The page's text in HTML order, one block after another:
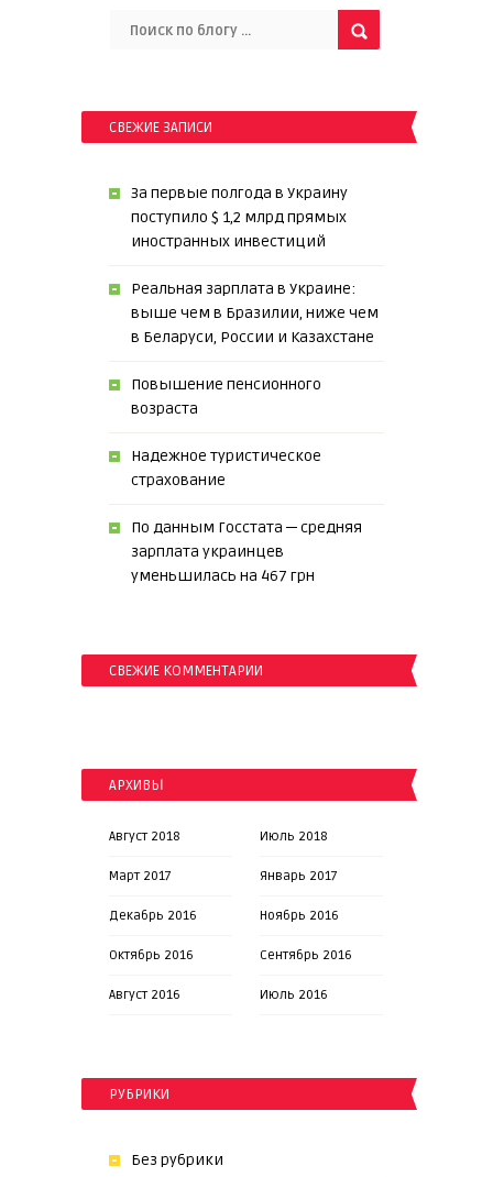
СВЕЖИЕ ЗАПИСИ
За первые полгода в Украину
поступило $ 1,2 млрд прямых
иностранных инвестиций
Реальная зарплата в Украине:
выше чем в Бразилии, ниже чем
в Беларуси, России и Казахстане
Повышение пенсионного
возраста
Надежное туристическое
страхование
По данным Госстата ─ средняя
зарплата украинцев
уменьшилась на 467 грн
СВЕЖИЕ КОММЕНТАРИИ
АРХИВЫ
Август 2018 Июль 2018
Март 2017 Январь 2017
Декабрь 2016 Ноябрь 2016
Октябрь 2016 Сентябрь 2016
Август 2016 Июль 2016
РУБРИКИ
Без рубрики